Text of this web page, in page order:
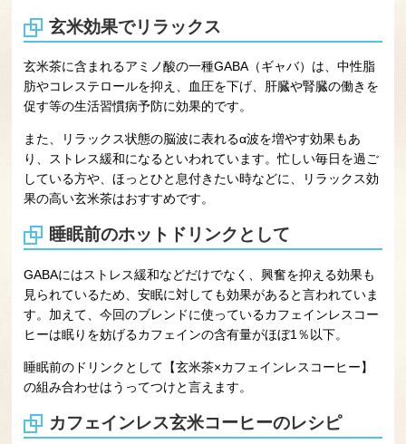
玄米効果でリラックス
玄米茶に含まれるアミノ酸の一種GABA（ギャバ）は、中性脂
肪やコレステロールを抑え、血圧を下げ、肝臓や腎臓の働きを
促す等の生活習慣病予防に効果的です。
また、リラックス状態の脳波に表れるα波を増やす効果もあ
り、ストレス緩和になるといわれています。忙しい毎日を過ご
している方や、ほっとひと息付きたい時などに、リラックス効
果の高い玄米茶はおすすめです。
睡眠前のホットドリンクとして
GABAにはストレス緩和などだけでなく、興奮を抑える効果も
見られているため、安眠に対しても効果があると言われていま
す。加えて、今回のブレンドに使っているカフェインレスコー
ヒーは眠りを妨げるカフェインの含有量がほぼ1％以下。
睡眠前のドリンクとして【玄米茶×カフェインレスコーヒー】
の組み合わせはうってつけと言えます。
カフェインレス玄米コーヒーのレシピ